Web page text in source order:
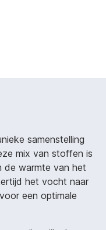
samenstelling
mix van stoffen is
de warmte van het
het vocht naar
een optimale